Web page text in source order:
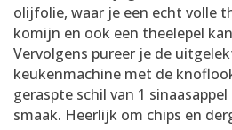
olijfolie, waar je een echt volle
komijn en ook een theelepel
Vervolgens pureer je de
keukenmachine met de
geraspte schil van 1
smaak. Heerlijk om chips en